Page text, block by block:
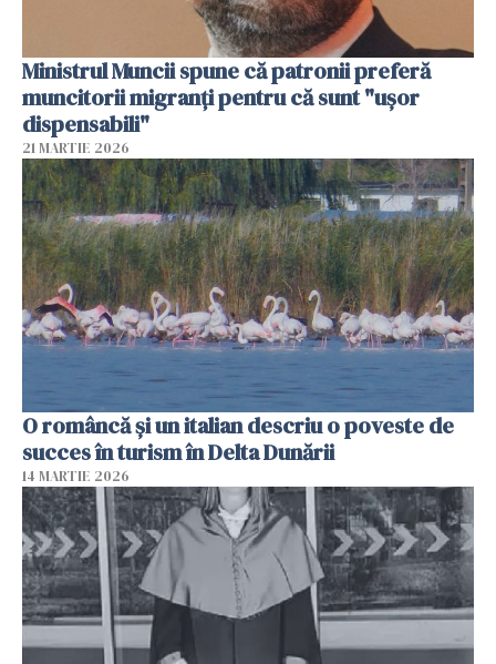
Ministrul Muncii spune că patronii preferă
muncitorii migranți pentru că sunt "uşor
dispensabili"
21 MARTIE 2026
O româncă și un italian descriu o poveste de
succes în turism în Delta Dunării
14 MARTIE 2026